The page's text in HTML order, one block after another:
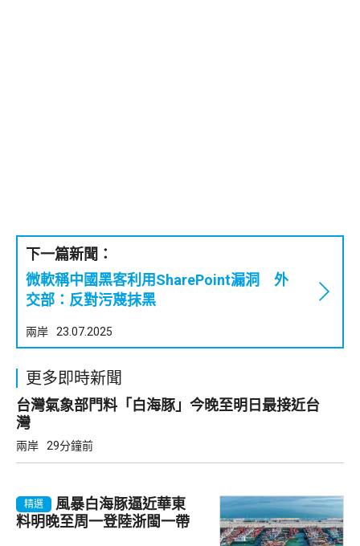
下一篇新聞：
微軟稱中國黑客利用SharePoint漏洞 外
交部：反對污蔑抹黑
兩岸 23.07.2025
更多即時新聞
台灣氣象部門料「白海豚」今晚至明日最接近台
灣
兩岸 29分鐘前
精選
風暴白海豚逼近華東
料明晚至周一登陸浙閩一帶